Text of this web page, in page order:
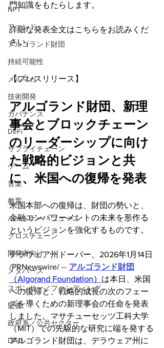
NFT
ファンド
アルゴランド財団
持続可能性
メルマガ
技術開発
ガバナンス
DeFi
サプライチェーン
ゲーム
音楽
教育
パートナー・ニュース
クロスチェーン
開発者向け
メタバース
スポンサー／ファンディング
監査
政府系／公共セクター
DAO
門知識をもたらします。
詳細な発表全文はこちらをお読みくだ
さい。
【プレスリリース】
アルゴランド財団、新理
事会とブロックチェーン
のリーダーシップに向け
た戦略的ビジョンと共
に、米国への復帰を発表
米国本部への復帰は、財団の勢いと、
金融エンパワーメントの未来を形作る
というビジョンを強化するものです。
デラウェア州ドーバー、2026年1月14日
/PRNewswire/ -- アルゴランド財団
（Algorand Foundation） は本日、米国
への復帰と、戦略的成長の次のフェー
ズを導くための新理事会の任命を発表
しました。マサチューセッツ工科大学
（MIT）での先駆的な研究に端を発する
アルゴランド財団は、デラウェア州に